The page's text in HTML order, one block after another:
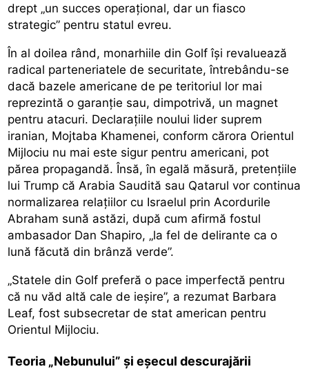
drept „un succes operațional, dar un fiasco
strategic” pentru statul evreu.
În al doilea rând, monarhiile din Golf își revaluează
radical parteneriatele de securitate, întrebându-se
dacă bazele americane de pe teritoriul lor mai
reprezintă o garanție sau, dimpotrivă, un magnet
pentru atacuri. Declarațiile noului lider suprem
iranian, Mojtaba Khamenei, conform cărora Orientul
Mijlociu nu mai este sigur pentru americani, pot
părea propagandă. Însă, în egală măsură, pretențiile
lui Trump că Arabia Saudită sau Qatarul vor continua
normalizarea relațiilor cu Israelul prin Acordurile
Abraham sună astăzi, după cum afirmă fostul
ambasador Dan Shapiro, „la fel de delirante ca o
lună făcută din brânză verde”.
„Statele din Golf preferă o pace imperfectă pentru
că nu văd altă cale de ieșire”, a rezumat Barbara
Leaf, fost subsecretar de stat american pentru
Orientul Mijlociu.
Teoria „Nebunului” și eșecul descurajării